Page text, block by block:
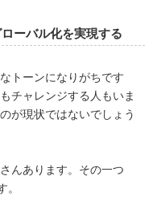
ーバル化を実現する
トーンになりがちです
チャレンジする人もいま
が現状ではないでしょう
んあります。その一つ